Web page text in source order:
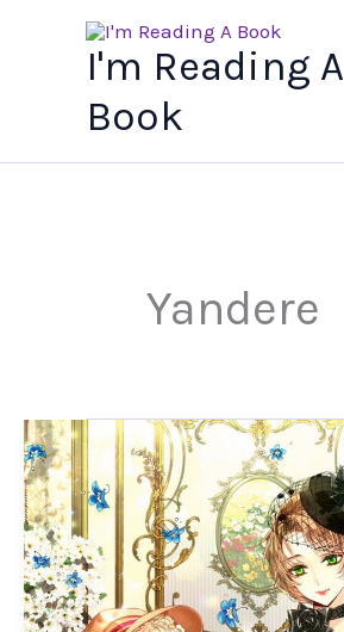
I'm Reading A
Book
Yandere